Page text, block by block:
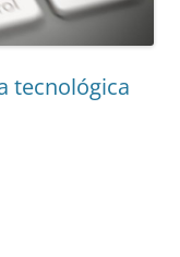
tecnológica